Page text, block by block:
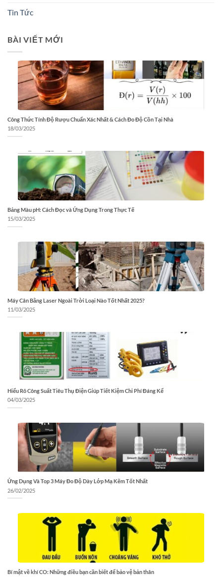
Tin Tức
BÀI VIẾT MỚI
Công Thức Tính Độ Rượu Chuẩn Xác Nhất & Cách Đo Độ Cồn Tại Nhà
18/03/2025
Bảng Màu pH: Cách Đọc và Ứng Dụng Trong Thực Tế
15/03/2025
Máy Cân Bằng Laser Ngoài Trời Loại Nào Tốt Nhất 2025?
11/03/2025
Hiểu Rõ Công Suất Tiêu Thụ Điện Giúp Tiết Kiệm Chi Phí Đáng Kể
04/03/2025
Ứng Dụng Và Top 3 Máy Đo Độ Dày Lớp Mạ Kẽm Tốt Nhất
26/02/2025
Bí mật về khí CO: Những điều bạn cần biết để bảo vệ bản thân